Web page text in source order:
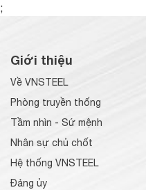
;
Giới thiệu
Về VNSTEEL
Phòng truyền thống
Tầm nhìn - Sứ mệnh
Nhân sự chủ chốt
Hệ thống VNSTEEL
Đảng ủy